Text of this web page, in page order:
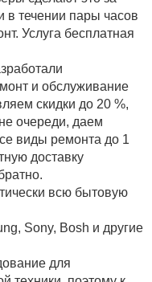
в течении пары часов
Услуга бесплатная
и обслуживание
скидки до 20 %,
очереди, даем
виды ремонта до 1
доставку
всю бытовую
Sony, Bosh и другие
для